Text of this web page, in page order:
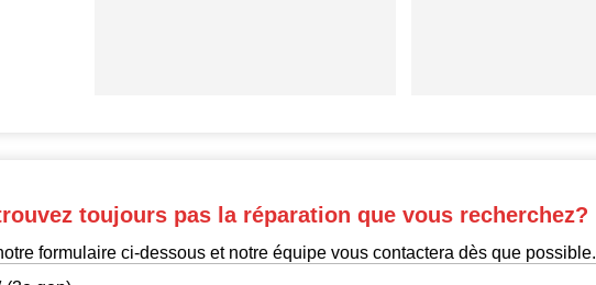
toujours pas la réparation que vous recherchez?
formulaire ci-dessous et notre équipe vous contactera dès que possible.